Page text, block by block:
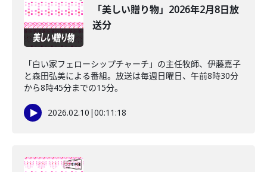
「美しい贈り物」2026年2月8日放
送分
「白い家フェローシップチャーチ」の主任牧師、伊藤嘉子
と森田弘美による番組。放送は毎週日曜日、午前8時30分
から8時45分までの15分。
2026.02.10 |00:11:18